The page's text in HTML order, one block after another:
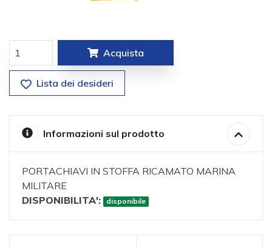
Acquista
Lista dei desideri
Informazioni sul prodotto
PORTACHIAVI IN STOFFA RICAMATO MARINA
MILITARE
DISPONIBILITA':
disponibile